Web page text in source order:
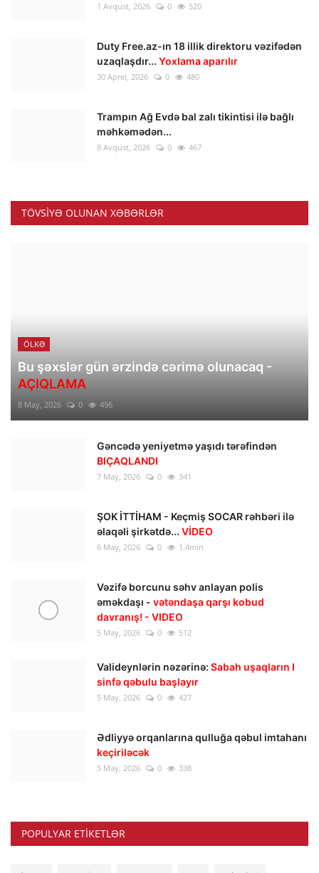
1 Avqust, 2026 0 520
Duty Free.az-ın 18 illik direktoru vəzifədən
uzaqlaşdır... Yoxlama aparılır
30 Aprel, 2026 0 480
Trampın Ağ Evdə bal zalı tikintisi ilə bağlı
məhkəmədən...
8 Avqust, 2026 0 467
TÖVSIYƏ OLUNAN XƏBƏRLƏR
ÖLKƏ
Bu şəxslər gün ərzində cərimə olunacaq -
AÇIQLAMA
8 May, 2026 0 496
Gəncədə yeniyetmə yaşıdı tərəfindən
BIÇAQLANDI
7 May, 2026 0 341
ŞOK İTTİHAM - Keçmiş SOCAR rəhbəri ilə
əlaqəli şirkətdə... VİDEO
6 May, 2026 0 1.4min
Vəzifə borcunu səhv anlayan polis
əməkdaşı - vətəndaşa qarşı kobud
davranış! - VIDEO
5 May, 2026 0 512
Valideynlərin nəzərinə: Sabah uşaqların I
sinfə qəbulu başlayır
5 May, 2026 0 427
Ədliyyə orqanlarına qulluğa qəbul imtahanı
keçiriləcək
5 May, 2026 0 338
POPULYAR ETIKETLƏR